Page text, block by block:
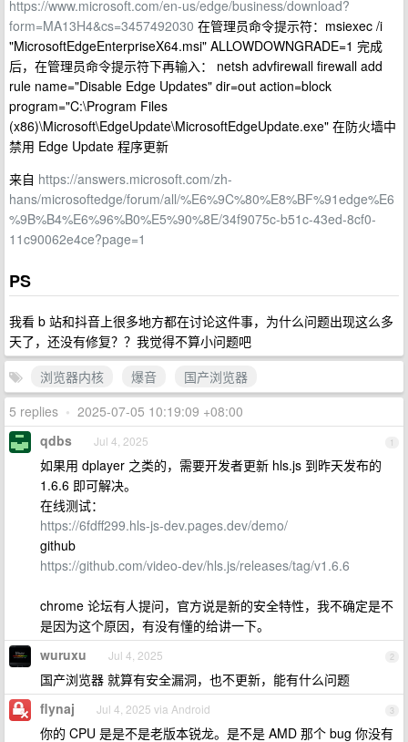
https://www.microsoft.com/en-us/edge/business/download?
form=MA13H4&cs=3457492030 在管理员命令提示符：msiexec /i
"MicrosoftEdgeEnterpriseX64.msi" ALLOWDOWNGRADE=1 完成
后，在管理员命令提示符下再输入： netsh advfirewall firewall add
rule name="Disable Edge Updates" dir=out action=block
program="C:\Program Files
(x86)\Microsoft\EdgeUpdate\MicrosoftEdgeUpdate.exe" 在防火墙中
禁用 Edge Update 程序更新
来自 https://answers.microsoft.com/zh-
hans/microsoftedge/forum/all/%E6%9C%80%E8%BF%91edge%E6
%9B%B4%E6%96%B0%E5%90%8E/34f9075c-b51c-43ed-8cf0-
11c90062e4ce?page=1
PS
我看 b 站和抖音上很多地方都在讨论这件事，为什么问题出现这么多
天了，还没有修复？？我觉得不算小问题吧
浏览器内核
爆音
国产浏览器
5 replies • 2025-07-05 10:19:09 +08:00
1
qdbs Jul 4, 2025
如果用 dplayer 之类的，需要开发者更新 hls.js 到昨天发布的
1.6.6 即可解决。
在线测试：
https://6fdff299.hls-js-dev.pages.dev/demo/
github
https://github.com/video-dev/hls.js/releases/tag/v1.6.6
chrome 论坛有人提问，官方说是新的安全特性，我不确定是不
是因为这个原因，有没有懂的给讲一下。
2
wuruxu Jul 4, 2025
国产浏览器 就算有安全漏洞，也不更新，能有什么问题
3
flynaj Jul 4, 2025 via Android
你的 CPU 是是不是老版本锐龙。是不是 AMD 那个 bug 你没有